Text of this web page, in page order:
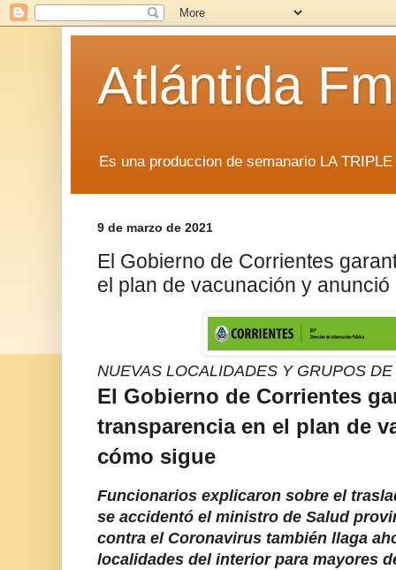
Atlántida
Es una produccion de semanario LA
9 de marzo de 2021
El Gobierno de Corrientes
el plan de vacunación y
NUEVAS LOCALIDADES Y GRUPOS
El Gobierno de Corrientes
transparencia en el plan de
cómo sigue
Funcionarios explicaron sobre el
se accidentó el ministro de Salud
contra el Coronavirus también llaga
localidades del interior para mayores